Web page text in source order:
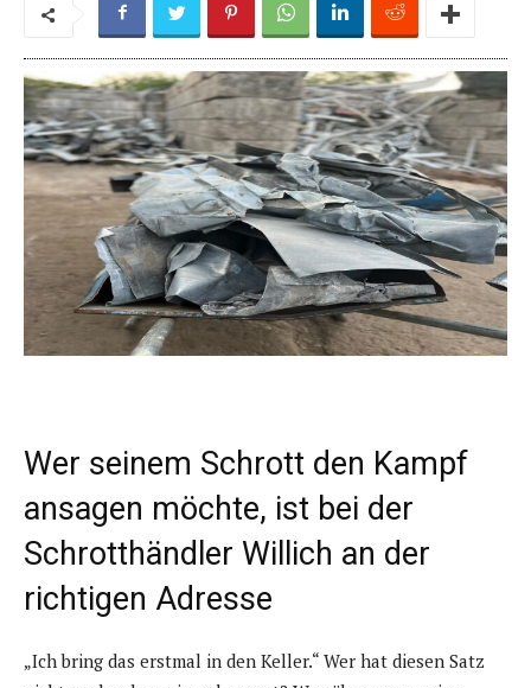
Wer seinem Schrott den Kampf
ansagen möchte, ist bei der
Schrotthändler Willich an der
richtigen Adresse
„Ich bring das erstmal in den Keller.“ Wer hat diesen Satz